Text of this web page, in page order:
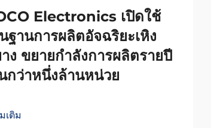
Electronics เปิดใช้
ฐานการผลิตอัจฉริยะเหิง
ง ขยายกำลังการผลิตรายปี
กว่าหนึ่งล้านหน่วย
เติม